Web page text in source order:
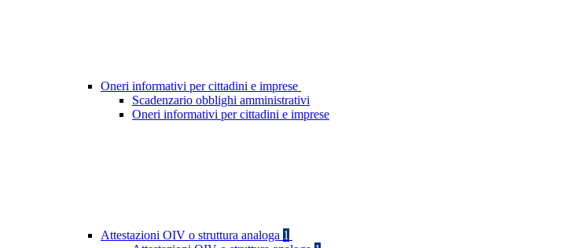
Oneri informativi per cittadini e imprese
Scadenzario obblighi amministrativi
Oneri informativi per cittadini e imprese
Attestazioni OIV o struttura analoga 1